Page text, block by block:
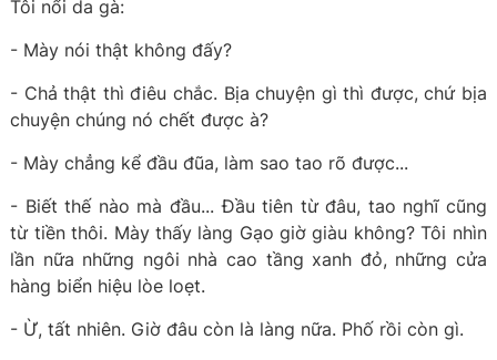
Tôi nổi da gà:
- Mày nói thật không đấy?
- Chả thật thì điêu chắc. Bịa chuyện gì thì được, chứ bịa
chuyện chúng nó chết được à?
- Mày chẳng kể đầu đũa, làm sao tao rõ được...
- Biết thế nào mà đầu... Đầu tiên từ đâu, tao nghĩ cũng
từ tiền thôi. Mày thấy làng Gạo giờ giàu không? Tôi nhìn
lần nữa những ngôi nhà cao tầng xanh đỏ, những cửa
hàng biển hiệu lòe loẹt.
- Ừ, tất nhiên. Giờ đâu còn là làng nữa. Phố rồi còn gì.